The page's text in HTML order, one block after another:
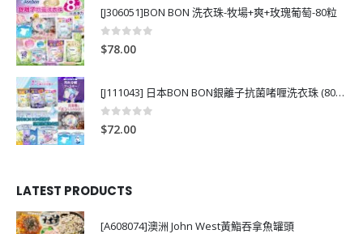
[J306051]BON BON 洗衣珠-牧場+爽+玫瑰葡萄-80粒
0out of 5
$78.00
[J111043] 日本BON BON銀離子抗菌啫喱洗衣珠 (80粒)
0out of 5
$72.00
LATEST PRODUCTS
[A608074]澳洲 John West黃鮨吞拿魚罐頭